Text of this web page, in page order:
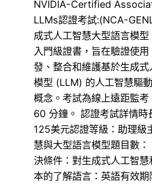
NVIDIA-Certified
LLMs認證考試:(NCA-
成式人工智慧大型語言模
入門級證書，旨在驗證使
發、整合和維護基於生成
模型 (LLM) 的人工智慧驅
概念。考試為線上遠距監
60 分鐘。 認證考試詳情時
125美元認證等級：助理級
慧與大型語言模型題目數
決條件：對生成式人工智
本的了解語言：英語有效期